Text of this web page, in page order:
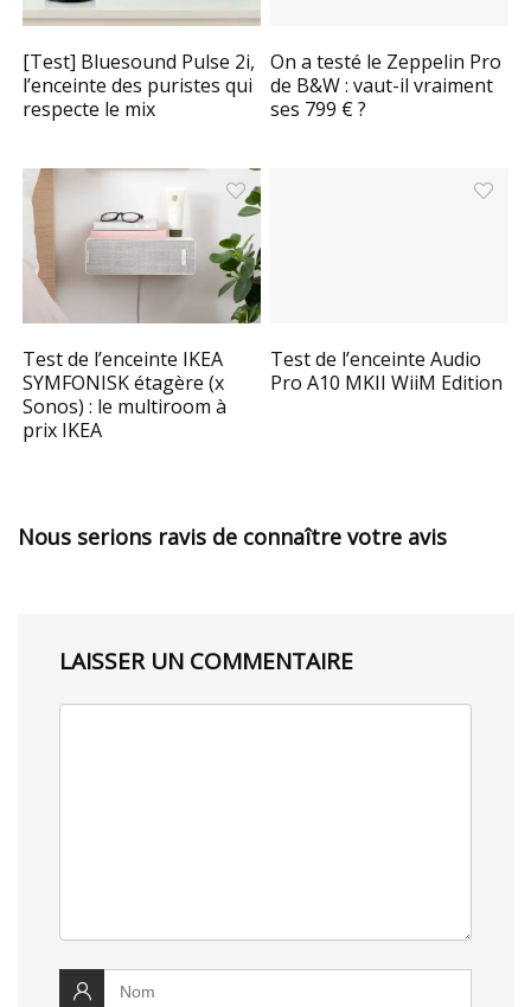
[Test] Bluesound Pulse 2i,
l’enceinte des puristes qui
respecte le mix
On a testé le Zeppelin Pro
de B&W : vaut-il vraiment
ses 799 € ?
Test de l’enceinte IKEA
SYMFONISK étagère (x
Sonos) : le multiroom à
prix IKEA
Test de l’enceinte Audio
Pro A10 MKII WiiM Edition
Nous serions ravis de connaître votre avis
LAISSER UN COMMENTAIRE